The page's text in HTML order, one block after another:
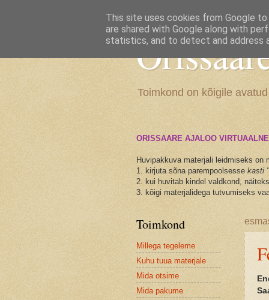
Toimkond on kõigile
ORISSAARE AJALOO
Huvipakkuva materjali leidmiseks on
1. kirjuta sõna parempoolsesse kasti
2. kui huvitab kindel valdkond,
3. kõigi materjalidega tutvumiseks
Toimkond
Millega tegeleme
Kuhu tuua materjale
Mida otsime
Mida pakume
This site uses cookies from Google
are shared with Google along with
statistics, and to detect and address